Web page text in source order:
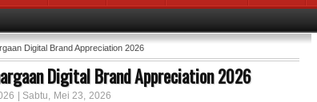
Digital Brand Appreciation 2026
Digital Brand Appreciation 2026
| Sabtu, Mei 23, 2026